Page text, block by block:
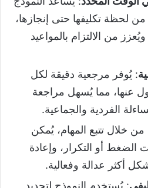
لحظة تكليفها حتى إنجازها،
من الالتزام بالمواعيد
: يُوفر مرجعية دقيقة لكل
عنها، مما يُسهل مراجعة
الفردية والجماعية.
من خلال تتبع المهام، يُمكن
الضغط أو التكرار، وإعادة
أكثر عدالة وفعالية.
: يُستخدم النموذج لتحديد